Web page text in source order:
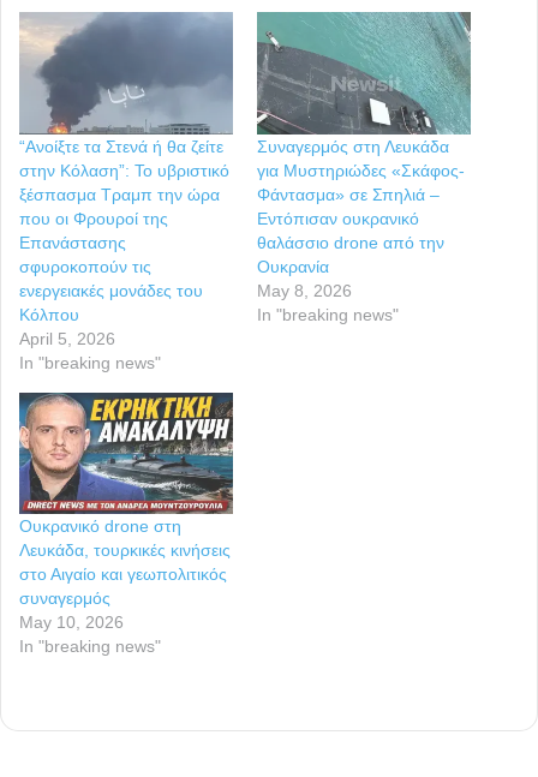
“Ανοίξτε τα Στενά ή θα ζείτε
στην Κόλαση”: Το υβριστικό
ξέσπασμα Τραμπ την ώρα
που οι Φρουροί της
Επανάστασης
σφυροκοπούν τις
ενεργειακές μονάδες του
Κόλπου
April 5, 2026
In "breaking news"
Συναγερμός στη Λευκάδα
για Μυστηριώδες «Σκάφος-
Φάντασμα» σε Σπηλιά –
Εντόπισαν ουκρανικό
θαλάσσιο drone από την
Ουκρανία
May 8, 2026
In "breaking news"
Ουκρανικό drone στη
Λευκάδα, τουρκικές κινήσεις
στο Αιγαίο και γεωπολιτικός
συναγερμός
May 10, 2026
In "breaking news"